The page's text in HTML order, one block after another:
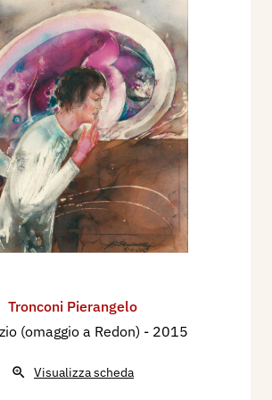
falsa informazione” e “Morte di
occulto”, titoli anticipatori dei temi
informazione e potere che allora
dei critici più con­
il critico Mario De Micheli e il
in una monografia uscita nel
vivamente le complesse
di Tronconi per affermarsi
immagini un’ampia antologia
con le Edizioni Tip.Le.Co.
Tronconi Pierangelo
(omaggio a Redon) - 2015
Visualizza scheda